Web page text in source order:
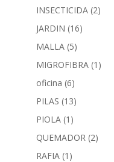
INSECTICIDA (2)
JARDIN (16)
MALLA (5)
MIGROFIBRA (1)
oficina (6)
PILAS (13)
PIOLA (1)
QUEMADOR (2)
RAFIA (1)